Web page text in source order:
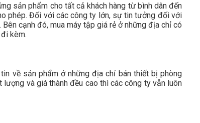
sản phẩm cho tất cả khách hàng từ bình dân đến
phép. Đối với các công ty lớn, sự tin tưởng đối với
cạnh đó, mua máy tập giá rẻ ở những địa chỉ có
kèm.
về sản phẩm ở những địa chỉ bán thiết bị phòng
và giá thành đều cao thì các công ty vẫn luôn